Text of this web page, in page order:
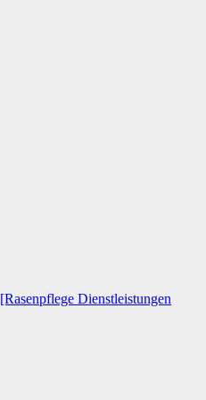
[Rasenpflege Dienstleistungen